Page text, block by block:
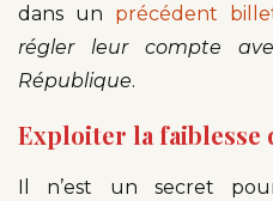
dans un précédent
régler leur compte
République.
Exploiter la faiblesse
Il n’est un secret